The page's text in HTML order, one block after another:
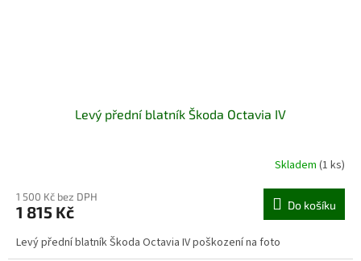
Levý přední blatník Škoda Octavia IV
Skladem (1 ks)
1 500 Kč bez DPH
1 815 Kč Do košíku
Levý přední blatník Škoda Octavia IV poškození na foto